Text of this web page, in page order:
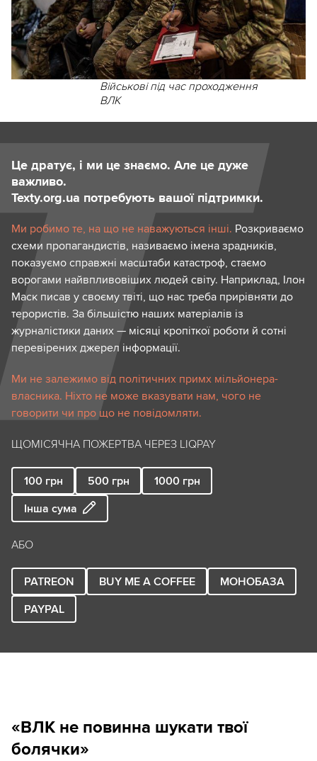
Військові під час проходження
ВЛК
Це дратує, і ми це знаємо. Але це дуже
важливо.
Texty.org.ua потребують вашої підтримки.
Ми робимо те, на що не наважуються інші. Розкриваємо
схеми пропагандистів, називаємо імена зрадників,
показуємо справжні масштаби катастроф, стаємо
ворогами найвпливовіших людей світу. Наприклад, Ілон
Маск писав у своєму твіті, що нас треба прирівняти до
терористів. За більшістю наших матеріалів із
журналістики даних — місяці кропіткої роботи й сотні
перевірених джерел інформації.
Ми не залежимо від політичних примх мільйонера-
власника. Ніхто не може вказувати нам, чого не
говорити чи про що не повідомляти.
ЩОМІСЯЧНА ПОЖЕРТВА ЧЕРЕЗ LIQPAY
100 грн 500 грн 1000 грн
Інша сума
АБО
PATREON BUY ME A COFFEE
МОНОБАЗА
PAYPAL
«ВЛК не повинна шукати твої
болячки»